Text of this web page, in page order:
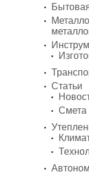
Статьи
Смета